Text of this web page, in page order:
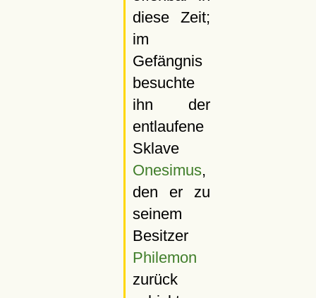
diese Zeit;
im
Gefängnis
besuchte
ihn der
entlaufene
Sklave
Onesimus,
den er zu
seinem
Besitzer
Philemon
zurück